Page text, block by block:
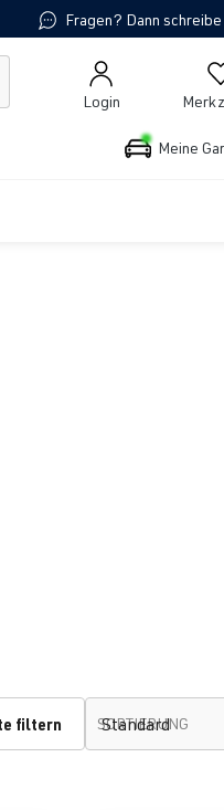
Fragen? Dann schreibe
Login
Meine
filtern SORTIERUNG